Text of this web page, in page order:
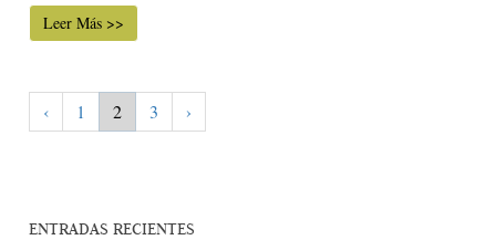
Leer Más >>
‹ 1 2 3 ›
ENTRADAS RECIENTES